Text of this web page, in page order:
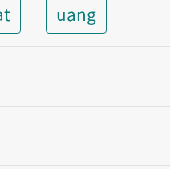
uang